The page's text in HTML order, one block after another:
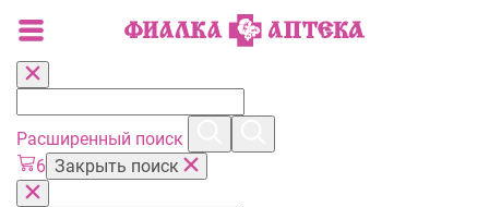
Расширенный поиск
6 Закрыть поиск